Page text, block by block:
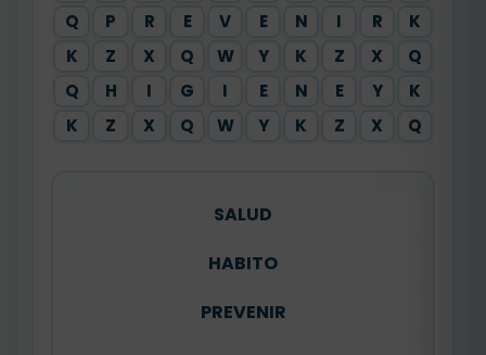
Q
P R E V E N I R
K
K
Z X Q W Y K Z X
Q
Q
H I G I E N E Y
K
K
Z X Q W Y K Z X Q
SALUD
HABITO
PREVENIR